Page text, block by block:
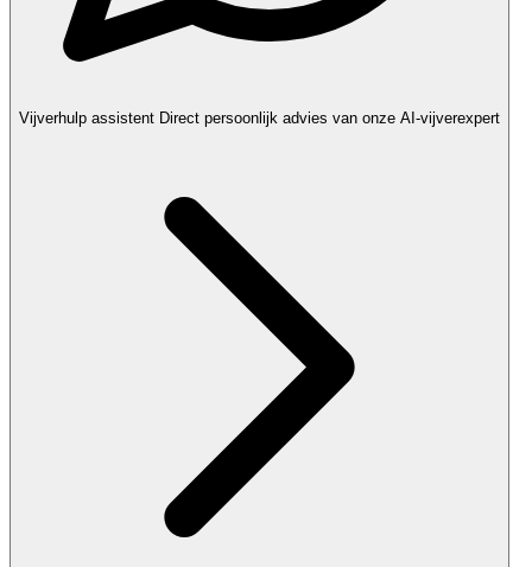
Vijverhulp assistent Direct persoonlijk advies van onze AI-vijverexpert